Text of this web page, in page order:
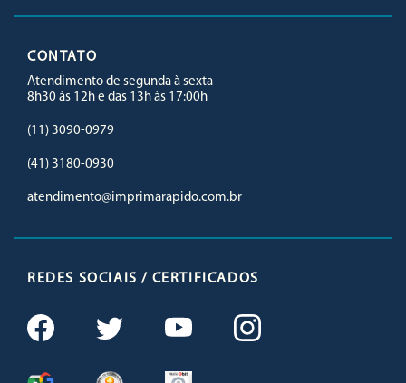
CONTATO
Atendimento de segunda à sexta
8h30 às 12h e das 13h às 17:00h
(11) 3090-0979
(41) 3180-0930
atendimento@imprimarapido.com.br
REDES SOCIAIS / CERTIFICADOS